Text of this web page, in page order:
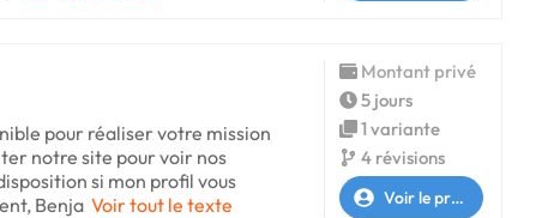
pour réaliser votre mission
notre site pour voir nos
si mon profil vous
Benja Voir tout le texte
Montant privé
5 jours
1 variante
4 révisions
Voir le profil